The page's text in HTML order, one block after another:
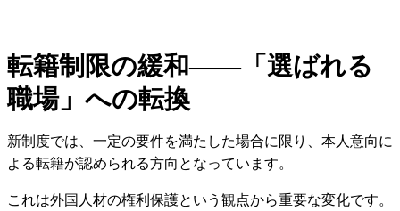
転籍制限の緩和——「選ばれる
職場」への転換
新制度では、一定の要件を満たした場合に限り、本人意向に
よる転籍が認められる方向となっています。
これは外国人材の権利保護という観点から重要な変化です。